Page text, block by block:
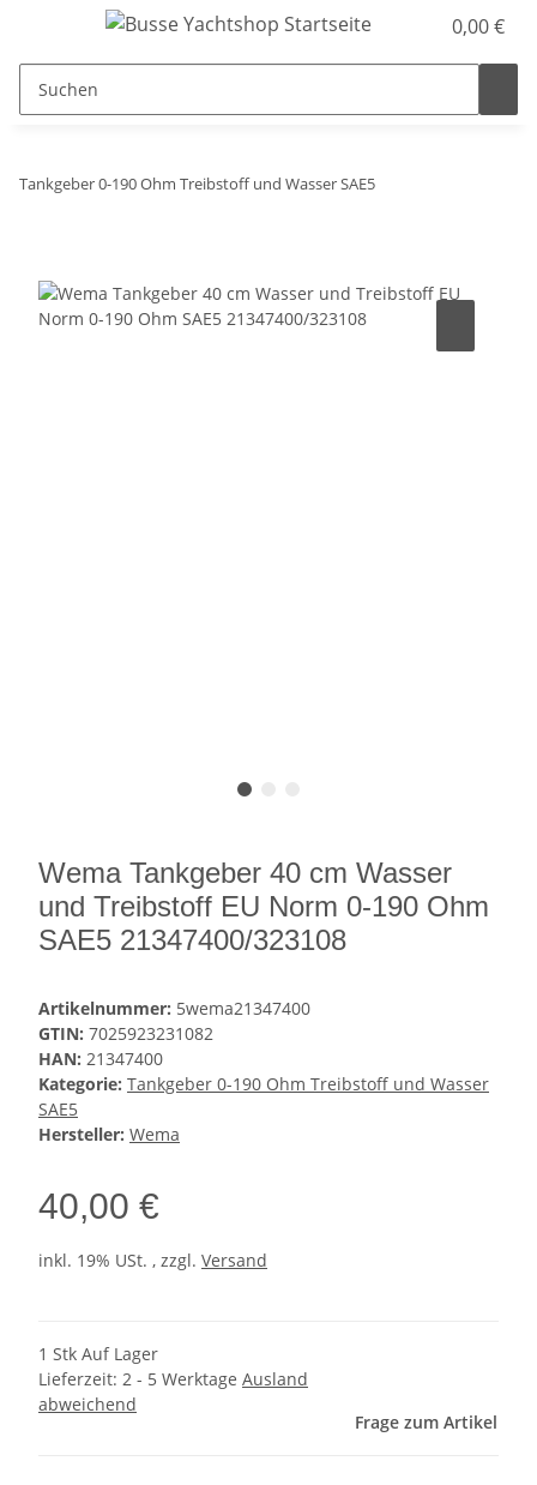
0,00 €
Tankgeber 0-190 Ohm Treibstoff und Wasser SAE5
Wema Tankgeber 40 cm Wasser
und Treibstoff EU Norm 0-190 Ohm
SAE5 21347400/323108
Artikelnummer: 5wema21347400
GTIN: 7025923231082
HAN: 21347400
Kategorie: Tankgeber 0-190 Ohm Treibstoff und Wasser
SAE5
Hersteller: Wema
40,00 €
inkl. 19% USt. , zzgl. Versand
1 Stk Auf Lager
Lieferzeit: 2 - 5 Werktage Ausland
abweichend
Frage zum Artikel